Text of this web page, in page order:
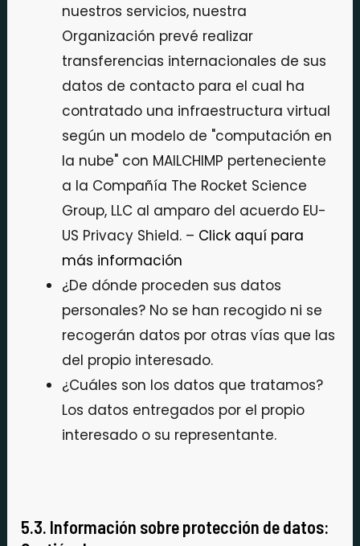
nuestros servicios, nuestra
Organización prevé realizar
transferencias internacionales de sus
datos de contacto para el cual ha
contratado una infraestructura virtual
según un modelo de "computación en
la nube" con MAILCHIMP perteneciente
a la Compañía The Rocket Science
Group, LLC al amparo del acuerdo EU-
US Privacy Shield. – Click aquí para
más información
¿De dónde proceden sus datos
personales? No se han recogido ni se
recogerán datos por otras vías que las
del propio interesado.
¿Cuáles son los datos que tratamos?
Los datos entregados por el propio
interesado o su representante.
5.3. Información sobre protección de datos: